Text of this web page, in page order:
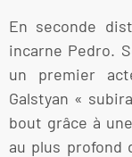
En seconde
incarne Pedro.
un premier
Galstyan «
bout grâce à
au plus profond